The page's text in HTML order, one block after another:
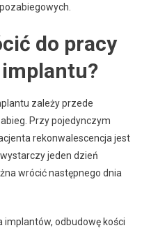
do pracy
zależy przede
Przy pojedynczym
rekonwalescencja jest
jeden dzień
wrócić następnego dnia
implantów, odbudowę kości